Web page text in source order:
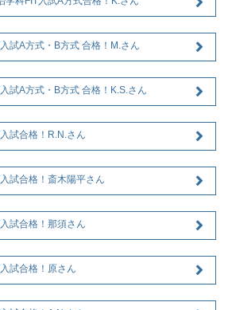
試A方式・B方式 合格！M.さん
試A方式・B方式 合格！K.S.さん
試合格！R.N.さん
試合格！斎木陽平さん
試合格！那須さん
試合格！原さん